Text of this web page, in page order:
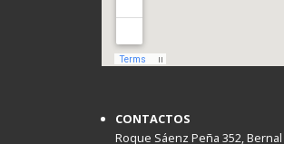
CONTACTOS
Roque Sáenz Peña 352, Bernal